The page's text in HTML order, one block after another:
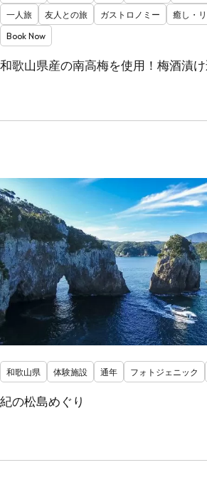
一人旅
友人との旅 ガストロノミー
癒し・
Book Now
和歌山県産の南高梅を使用！梅酒漬
和歌山県 体験施設 通年 フォトジェニック
紀の松島めぐり